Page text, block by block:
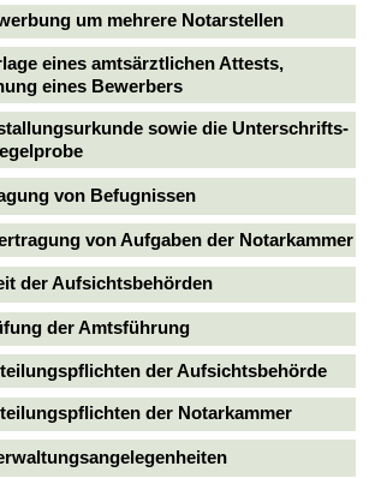
um mehrere Notarstellen
eines amtsärztlichen Attests,
eines Bewerbers
sowie die Unterschrifts-
von Befugnissen
von Aufgaben der Notarkammer
der Aufsichtsbehörden
der Amtsführung
der Aufsichtsbehörde
der Notarkammer